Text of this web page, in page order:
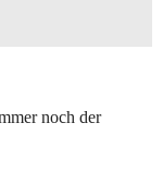
noch der